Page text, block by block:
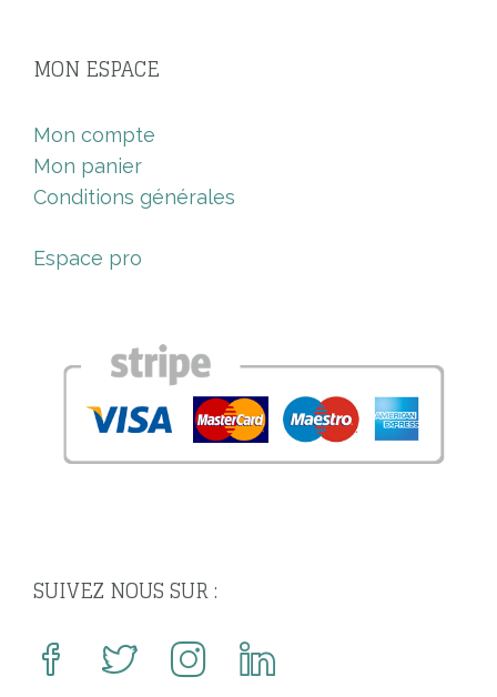
MON ESPACE
Mon compte
Mon panier
Conditions générales
Espace pro
SUIVEZ NOUS SUR :